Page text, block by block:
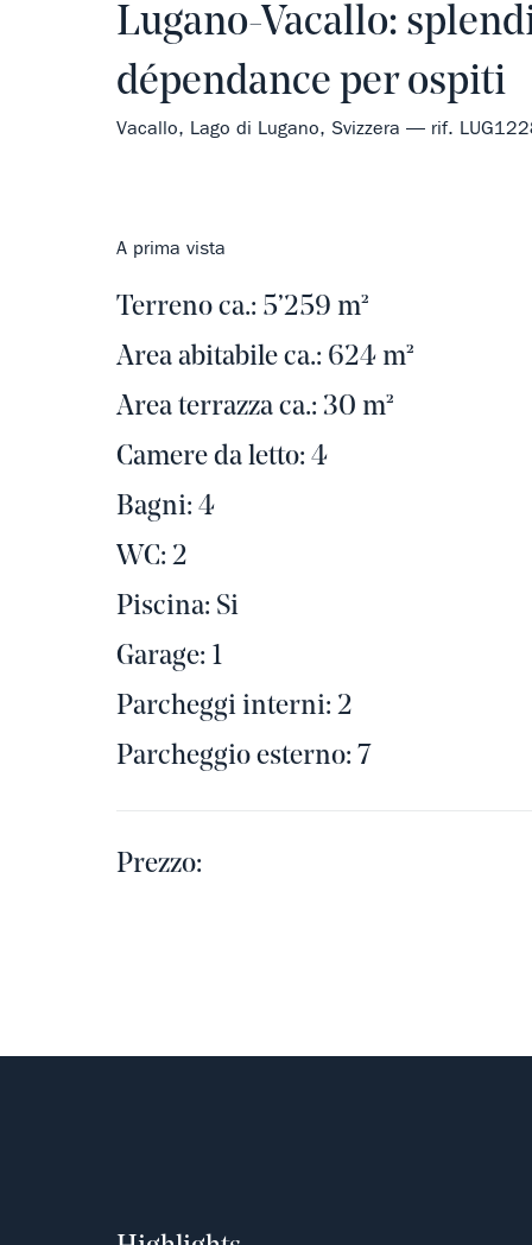
Lugano-Vacallo:
dépendance per ospiti
Vacallo, Lago di Lugano, Svizzera — rif.
A prima vista
Terreno ca.: 5’259 m²
Area abitabile ca.: 624 m²
Area terrazza ca.: 30 m²
Camere da letto: 4
Bagni: 4
WC: 2
Piscina: Si
Garage: 1
Parcheggi interni: 2
Parcheggio esterno: 7
Prezzo: